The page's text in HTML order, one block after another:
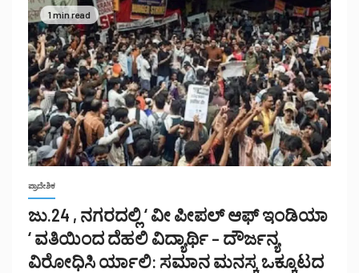
1 min read
ಪ್ರಾದೇಶಿಕ
ಜು.24 , ನಗರದಲ್ಲಿ ‘ ವೀ ಪೀಪಲ್ ಆಫ್ ಇಂಡಿಯಾ
‘ ವತಿಯಿಂದ ದೆಹಲಿ ವಿದ್ಯಾರ್ಥಿ – ದೌರ್ಜನ್ಯ
ವಿರೋಧಿಸಿ ರ್ಯಾಲಿ: ಸಮಾನ ಮನಸ್ಕ ಒಕ್ಕೂಟದ